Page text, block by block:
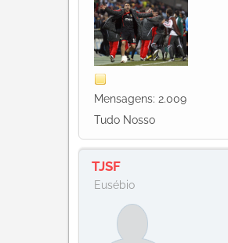
Mensagens: 2.009
Tudo Nosso
TJSF
Eusébio